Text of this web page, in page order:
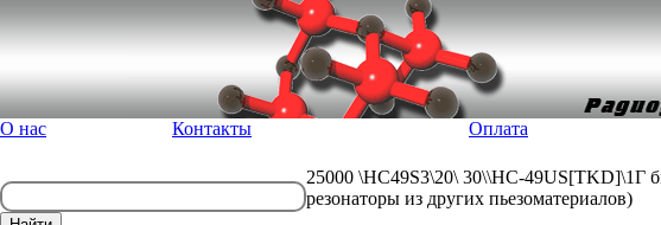
О нас Контакты Оплата
25000 \HC49S3\20\ 30\\HC-49US[TKD]\1Г
резонаторы из других пьезоматериалов)